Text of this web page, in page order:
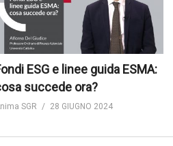
ESG e linee guida ESMA:
succede ora?
SGR 28 GIUGNO 2024